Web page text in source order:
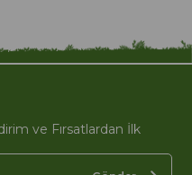
ve Fırsatlardan İlk